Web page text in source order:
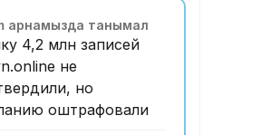
іс сотқа жолданды
2026
аумағындағы
өрттен қорғауға 3
астам қаржы
арнамызда танымал
4,2 млн записей
не
но
оштрафовали